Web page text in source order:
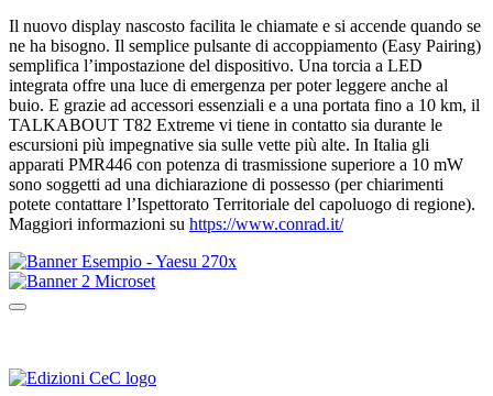
Il nuovo display nascosto facilita le chiamate e si accende quando se
ne ha bisogno. Il semplice pulsante di accoppiamento (Easy Pairing)
semplifica l’impostazione del dispositivo. Una torcia a LED
integrata offre una luce di emergenza per poter leggere anche al
buio. E grazie ad accessori essenziali e a una portata fino a 10 km, il
TALKABOUT T82 Extreme vi tiene in contatto sia durante le
escursioni più impegnative sia sulle vette più alte. In Italia gli
apparati PMR446 con potenza di trasmissione superiore a 10 mW
sono soggetti ad una dichiarazione di possesso (per chiarimenti
potete contattare l’Ispettorato Territoriale del capoluogo di regione).
Maggiori informazioni su https://www.conrad.it/